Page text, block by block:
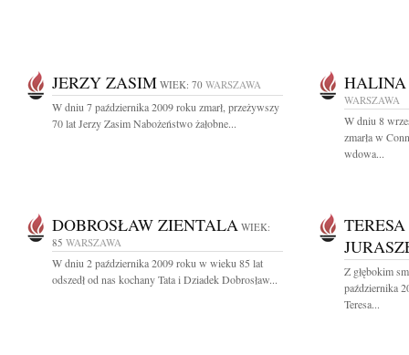
JERZY ZASIM WIEK: 70 WARSZAWA
W dniu 7 października 2009 roku zmarł, przeżywszy
70 lat Jerzy Zasim Nabożeństwo żałobne...
WARSZAWA
W dniu 8
zmarła w
wdowa...
DOBROSŁAW ZIENTALA WIEK:
85 WARSZAWA
W dniu 2 października 2009 roku w wieku 85 lat
odszedł od nas kochany Tata i Dziadek Dobrosław...
Z głębokim
października
Teresa...